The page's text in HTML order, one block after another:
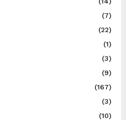
(7)
(22)
(1)
(3)
(9)
(167)
(3)
(10)